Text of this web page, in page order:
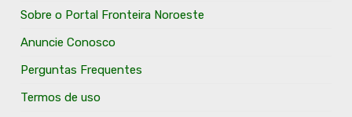
Sobre o Portal Fronteira Noroeste
Anuncie Conosco
Perguntas Frequentes
Termos de uso